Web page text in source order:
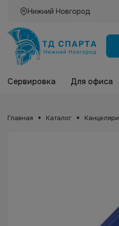
Нижний Новгород
Сервировка Для офиса
Главная Каталог